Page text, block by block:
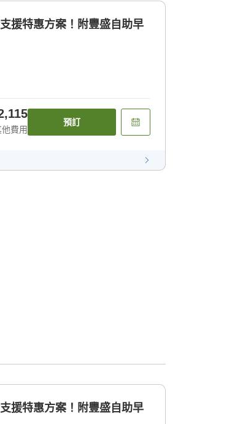
援特惠方案！附豐盛自助早
費用
預訂
援特惠方案！附豐盛自助早